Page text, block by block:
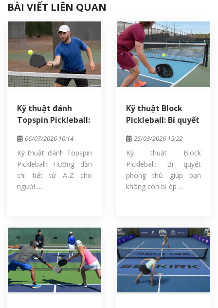
BÀI VIẾT LIÊN QUAN
Kỹ thuật đánh
Topspin Pickleball:
Hướng dẫn chi tiết
từ A-Z cho người
mới
06/07/2026 10:14
Kỹ thuật đánh Topspin
Pickleball: Hướng dẫn
chi tiết từ A-Z cho
người …
Kỹ thuật Block
Pickleball: Bí quyết
bạn không còn bị
ép sân
25/03/2026 15:22
Kỹ thuật Block
Pickleball: Bí quyết
phòng thủ giúp bạn
không còn bị ép …